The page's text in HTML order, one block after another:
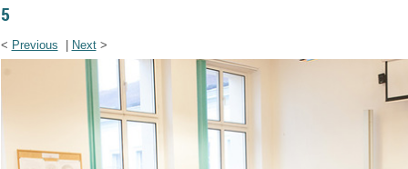
5
< Previous Next>